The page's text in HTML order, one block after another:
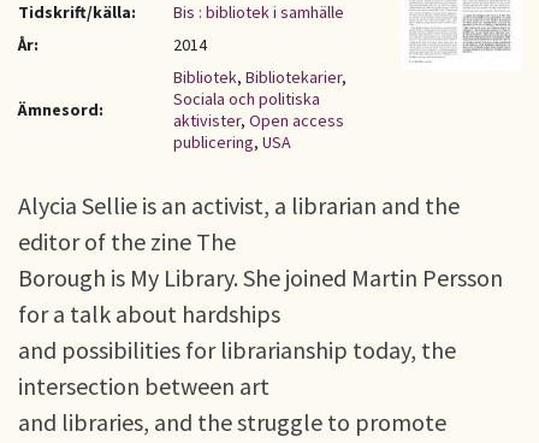
Tidskrift/källa:
Bis : bibliotek i samhälle
År:
2014
Ämnesord:
Bibliotek, Bibliotekarier,
Sociala och politiska
aktivister, Open access
publicering, USA
Alycia Sellie is an activist, a librarian and the
editor of the zine The
Borough is My Library. She joined Martin Persson
for a talk about hardships
and possibilities for librarianship today, the
intersection between art
and libraries, and the struggle to promote